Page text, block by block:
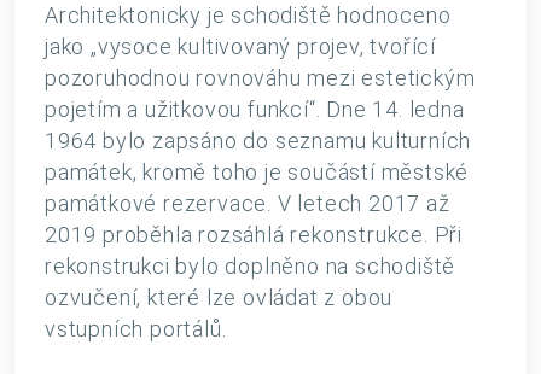
Architektonicky je schodiště hodnoceno
jako „vysoce kultivovaný projev, tvořící
pozoruhodnou rovnováhu mezi estetickým
pojetím a užitkovou funkcí“. Dne 14. ledna
1964 bylo zapsáno do seznamu kulturních
památek, kromě toho je součástí městské
památkové rezervace. V letech 2017 až
2019 proběhla rozsáhlá rekonstrukce. Při
rekonstrukci bylo doplněno na schodiště
ozvučení, které lze ovládat z obou
vstupních portálů.